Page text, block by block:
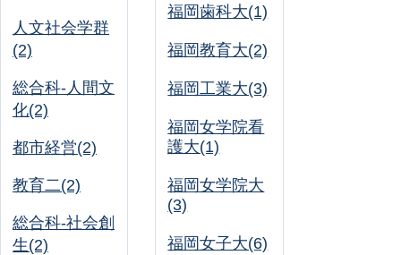
人文社会学群
(2)
総合科-人間文
化(2)
都市経営(2)
教育二(2)
総合科-社会創
生(2)
福岡歯科大(1)
福岡教育大(2)
福岡工業大(3)
福岡女学院看
護大(1)
福岡女学院大
(3)
福岡女子大(6)